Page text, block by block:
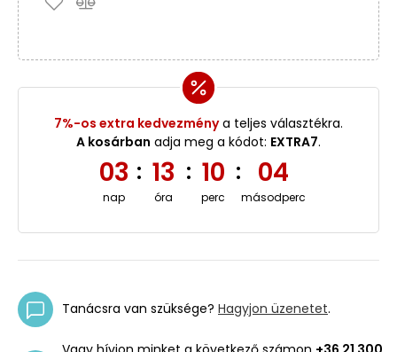
7%-os extra kedvezménya teljes választékra.
A kosárban adja meg a kódot: EXTRA7.
03
nap
: 13
óra
: 10
perc
: 03
másodperc
Tanácsra van szüksége? Hagyjon üzenetet.